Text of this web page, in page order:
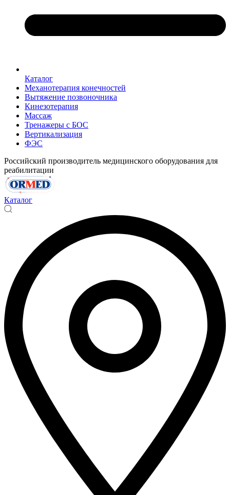
Каталог
Механотерапия конечностей
Вытяжение позвоночника
Кинезотерапия
Массаж
Тренажеры с БОС
Вертикализация
ФЭС
Российский производитель медицинского оборудования для
реабилитации
Каталог